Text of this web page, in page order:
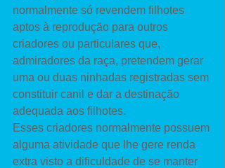
normalmente só revendem filhotes
aptos à reprodução para outros
criadores ou particulares que,
admiradores da raça, pretendem gerar
uma ou duas ninhadas registradas sem
constituir canil e dar a destinação
adequada aos filhotes.
Esses criadores normalmente possuem
alguma atividade que lhe gere renda
extra visto a dificuldade de se manter